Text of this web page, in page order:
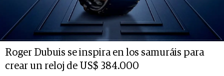
Roger Dubuis se inspira en los samuráis para
crear un reloj de US$ 384.000